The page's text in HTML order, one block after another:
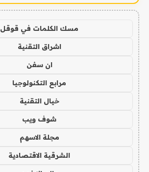
مسك الكلمات في قوقل
اشراق التقنية
ان سفن
مرابع التكنولوجيا
خيال التقنية
شوف ويب
مجلة الاسهم
الشرقية الاقتصادية